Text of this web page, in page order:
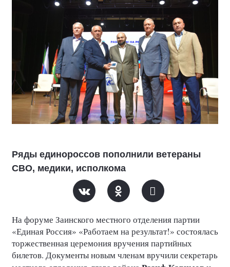
Ряды единороссов пополнили ветераны
СВО, медики, исполкома
На форуме Заинского местного отделения партии
«Единая Россия» «Работаем на результат!» состоялась
торжественная церемония вручения партийных
билетов. Документы новым членам вручили секретарь